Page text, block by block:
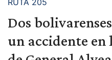
Dos
un accidente